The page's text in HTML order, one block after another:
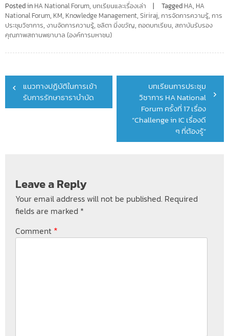
Posted in HA National Forum, บทเรียนและเรื่องเล่า Tagged HA, HA
National Forum, KM, Knowledge Management, Siriraj, การจัดการความรู้, การ
ประชุมวิชาการ, งานจัดการความรู้, ชลิตา มิ่งขวัญ, ถอดบทเรียน, สถาบันรับรอง
คุณภาพสถานพยาบาล (องค์การมหาชน)
Post
navigation
แนวทางปฏิบัติในการเข้า
รับการรักษาธาราบำบัด
บทเรียนการประชุม
วิชาการ HA National
Forum ครั้งที่ 17 เรื่อง
“Challenge in IC เรื่องดี
ๆ ที่ต้องรู้”
Leave a Reply
Your email address will not be published. Required
fields are marked *
Comment *